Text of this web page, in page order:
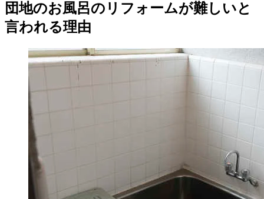
団地のお風呂のリフォームが難しいと
言われる理由